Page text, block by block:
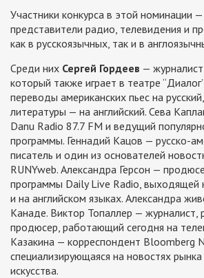
Участники конкурса в этой номинации —
представители радио, телевидения и
как в русскоязычных, так и в
Среди них Сергей Гордеев —
который также играет в театре
переводы американских пьес на
литературы — на английский. Сева
Danu Radio 87.7 FM и ведущий
программы. Геннадий Кацов — русско-
писатель и один из основателей
RUNYweb. Александра Герсон —
программы Daily Live Radio, выходящей
и на английском языках. Александра
Канаде. Виктор Топаллер — журналист,
продюсер, работающий сегодня на
Казакина — корреспондент Bloomberg
специализирующаяся на новостях
искусства.